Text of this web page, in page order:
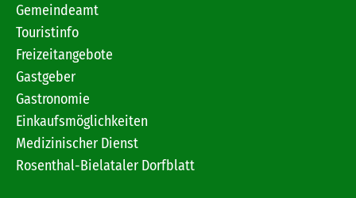
Gemeindeamt
Touristinfo
Freizeitangebote
Gastgeber
Gastronomie
Einkaufsmöglichkeiten
Medizinischer Dienst
Rosenthal-Bielataler Dorfblatt